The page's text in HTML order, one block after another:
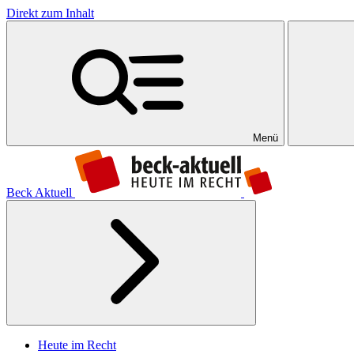
Direkt zum Inhalt
Menü
Beck Aktuell
Heute im Recht